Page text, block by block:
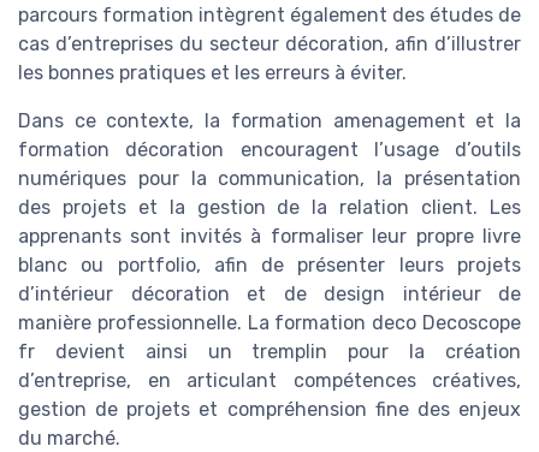
parcours formation intègrent également des études de
cas d’entreprises du secteur décoration, afin d’illustrer
les bonnes pratiques et les erreurs à éviter.
Dans ce contexte, la formation amenagement et la
formation décoration encouragent l’usage d’outils
numériques pour la communication, la présentation
des projets et la gestion de la relation client. Les
apprenants sont invités à formaliser leur propre livre
blanc ou portfolio, afin de présenter leurs projets
d’intérieur décoration et de design intérieur de
manière professionnelle. La formation deco Decoscope
fr devient ainsi un tremplin pour la création
d’entreprise, en articulant compétences créatives,
gestion de projets et compréhension fine des enjeux
du marché.